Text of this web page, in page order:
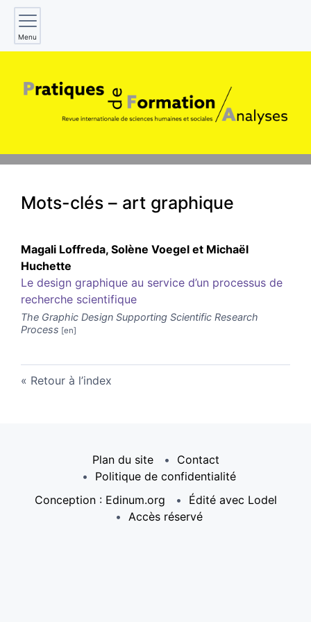
Menu
Mots-clés – art graphique
Magali Loffreda, Solène Voegel et Michaël
Huchette
Le design graphique au service d’un processus de
recherche scientifique
The Graphic Design Supporting Scientific Research
Process
Retour à l’index
Plan du site
Contact
Politique de confidentialité
Conception : Edinum.org
Édité avec Lodel
Accès réservé